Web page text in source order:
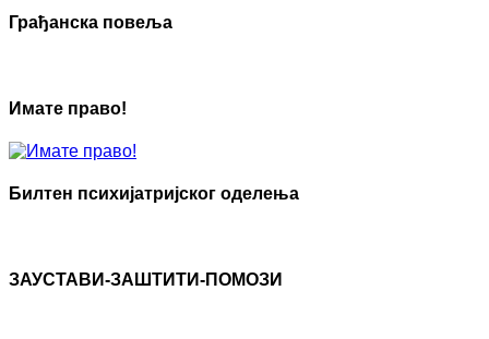
Грађанска повеља
Имате право!
Билтен психијатријског оделења
ЗАУСТАВИ-ЗАШТИТИ-ПОМОЗИ